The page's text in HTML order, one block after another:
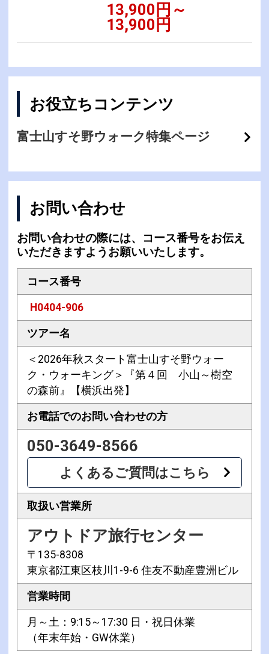
13,900円～
13,900円
お役立ちコンテンツ
富士山すそ野ウォーク特集ページ
お問い合わせ
お問い合わせの際には、コース番号をお伝え
いただきますようお願いいたします。
コース番号
H0404-906
ツアー名
＜2026年秋スタート富士山すそ野ウォー
ク・ウォーキング＞『第４回 小山～樹空
の森前』【横浜出発】
お電話でのお問い合わせの方
050-3649-8566
よくあるご質問はこちら
取扱い営業所
アウトドア旅行センター
〒135-8308
東京都江東区枝川1-9-6 住友不動産豊洲ビル
営業時間
月～土：9:15～17:30 日・祝日休業
（年末年始・GW休業）